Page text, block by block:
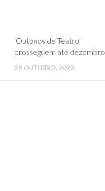
‘Outonos de Teatro’
prosseguem até dezembro
28 OUTUBRO, 2023